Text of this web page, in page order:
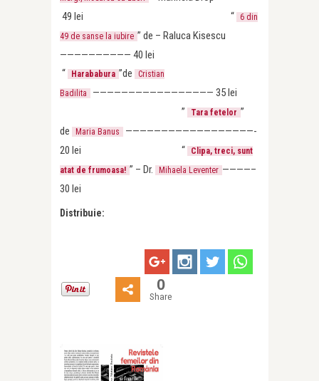
49 lei
“
6 din
49 de sanse la iubire ” de – Raluca Kisescu
—————————— 40 lei
“
Harababura ”de
Cristian
Badilita
————————————————— 35 lei
”
Tara fetelor ”
de
Maria Banus
——————————————————-
20 lei “
Clipa, treci, sunt
atat de frumoasa! ” – Dr. Mihaela Leventer ————–
30 lei
Distribuie:
0
Share